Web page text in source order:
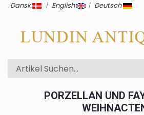
Dansk | English | Deutsch
PORZELLAN UND